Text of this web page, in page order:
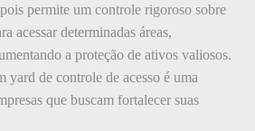
permite um controle rigoroso sobre
acessar determinadas áreas,
a proteção de ativos valiosos.
yard de controle de acesso é uma
que buscam fortalecer suas